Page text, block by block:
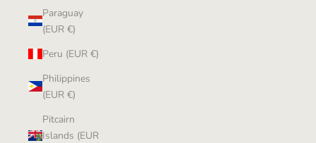
Paraguay
(EUR €)
Peru (EUR €)
Philippines
(EUR €)
Pitcairn
Islands (EUR